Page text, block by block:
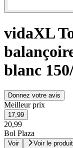
vidaXL
blanc
Donnez votre avis
Meilleur prix
17,99
20,99
Bol Plaza
Voir Voir le produit